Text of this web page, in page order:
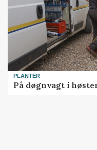
PLANTER
På døgnvagt i